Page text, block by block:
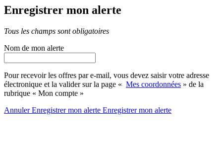
Enregistrer mon alerte
Tous les champs sont obligatoires
Nom de mon alerte
Pour recevoir les offres par e-mail, vous devez saisir votre adresse
électronique et la valider sur la page « Mes coordonnées » de la
rubrique « Mon compte »
AnnulerEnregistrer mon alerte Enregistrermon alerte